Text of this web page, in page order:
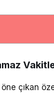
çıkan